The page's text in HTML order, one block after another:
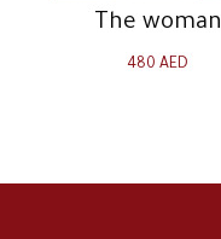
The woman
480AED